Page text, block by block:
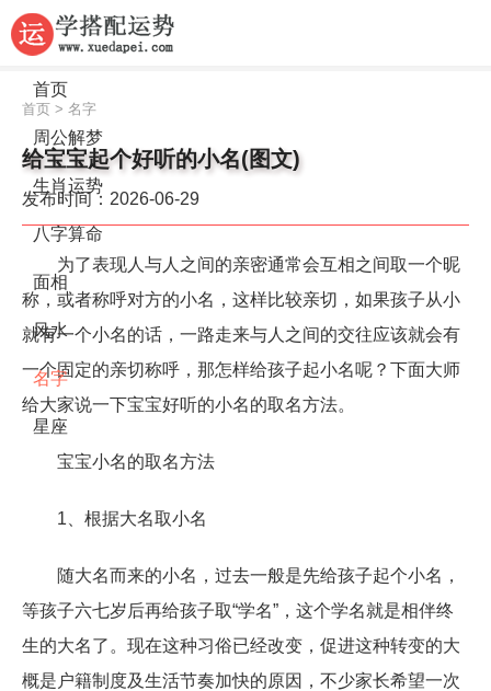
首页
周公解梦
生肖运势
八字算命
面相
风水
名字
星座
首页 > 名字
给宝宝起个好听的小名(图文)
发布时间：2026-06-29
为了表现人与人之间的亲密通常会互相之间取一个昵
称，或者称呼对方的小名，这样比较亲切，如果孩子从小
就有一个小名的话，一路走来与人之间的交往应该就会有
一个固定的亲切称呼，那怎样给孩子起小名呢？下面大师
给大家说一下宝宝好听的小名的取名方法。
宝宝小名的取名方法
1、根据大名取小名
随大名而来的小名，过去一般是先给孩子起个小名，
等孩子六七岁后再给孩子取“学名”，这个学名就是相伴终
生的大名了。现在这种习俗已经改变，促进这种转变的大
概是户籍制度及生活节奏加快的原因，不少家长希望一次